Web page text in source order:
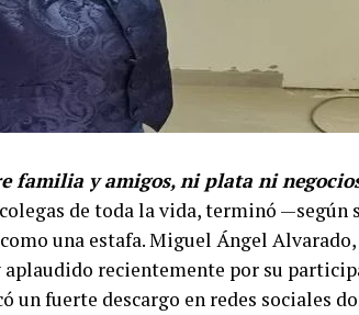
familia y amigos, ni plata ni
de toda la vida, terminó
una estafa. Miguel Ángel
recientemente por su
un fuerte descargo en redes sociales